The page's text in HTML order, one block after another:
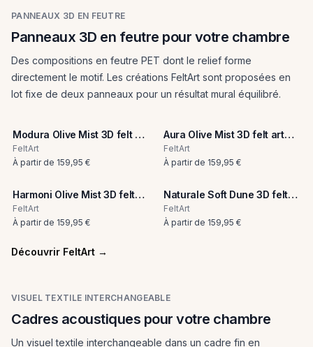
PANNEAUX 3D EN FEUTRE
Panneaux 3D en feutre pour votre chambre
Des compositions en feutre PET dont le relief forme
directement le motif. Les créations FeltArt sont proposées en
lot fixe de deux panneaux pour un résultat mural équilibré.
Modura Olive Mist 3D felt art
panel
FeltArt
À partir de 159,95 €
Aura Olive Mist 3D felt art
panel
FeltArt
À partir de 159,95 €
Harmoni Olive Mist 3D felt
art panel
FeltArt
À partir de 159,95 €
Naturale Soft Dune 3D felt
art panel
FeltArt
À partir de 159,95 €
Découvrir FeltArt →
VISUEL TEXTILE INTERCHANGEABLE
Cadres acoustiques pour votre chambre
Un visuel textile interchangeable dans un cadre fin en